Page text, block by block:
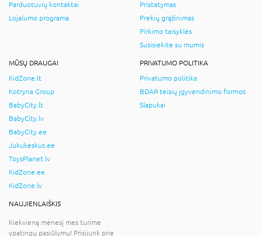
Parduotuvių kontaktai
Lojalumo programa
Pristatymas
Prekių grąžinimas
Pirkimo taisyklės
Susisiekite su mumis
MŪSŲ DRAUGAI
KidZone.lt
Kotryna Group
BabyCity.lt
BabyCity.lv
BabyCity.ee
Jukukeskus.ee
ToysPlanet.lv
KidZone.ee
KidZone.lv
PRIVATUMO POLITIKA
Privatumo politika
BDAR teisių įgyvendinimo formos
Slapukai
NAUJIENLAIŠKIS
Kiekvieną mėnesį mes turime
ypatingų pasiūlymų! Prisijunk prie